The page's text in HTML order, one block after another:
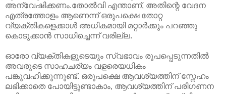
അന്വേഷിക്കണം.തോൽവി എന്താണ്, അതിന്റെ വേദന
എത്രത്തോളം ആണെന്ന് ഒരുപക്ഷെ തോറ്റ
വ്യക്തികളെക്കാൾ അധികമായി മറ്റാർക്കും പറഞ്ഞു
കൊടുക്കാൻ സാധിച്ചെന്ന് വരില്ല.
ഓരോ വ്യക്തികളുടെയും സ്വഭാവം രൂപപ്പെടുന്നതിൽ
അവരുടെ സാഹചര്യം വളരെയധികം
പങ്കുവഹിക്കുന്നുണ്ട്. ഒരുപക്ഷെ ആവശ്യത്തിന് സ്നേഹം
ലഭിക്കാതെ പോയിട്ടുണ്ടാകാം, ആവശ്യത്തിന് പരിഗണന